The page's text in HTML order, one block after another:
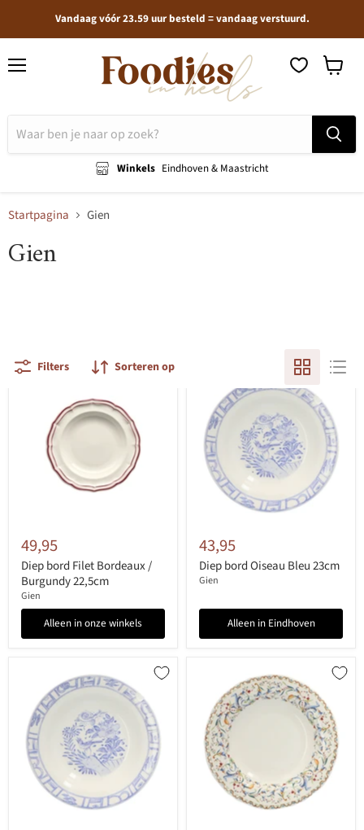
Vandaag vóór 23.59 uur besteld = vandaag verstuurd.
Winkels Eindhoven & Maastricht
Startpagina Gien
Gien
Filters Sorteren op
49,95
Diep bord Filet Bordeaux /
Burgundy 22,5cm
Gien
Alleen in onze winkels
43,95
Diep bord Oiseau Bleu 23cm
Gien
Alleen in Eindhoven